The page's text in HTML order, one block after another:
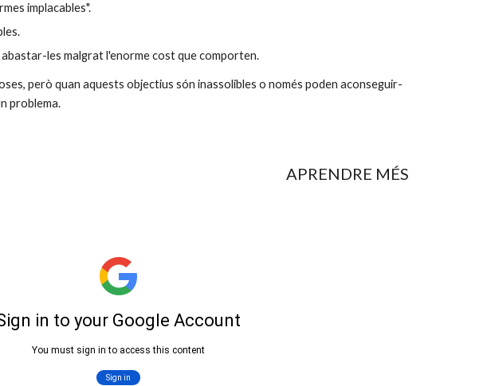
implacables".
les malgrat l'enorme cost que comporten.
però quan aquests objectius són inassolibles o només poden aconseguir-
problema.
APRENDRE MÉS